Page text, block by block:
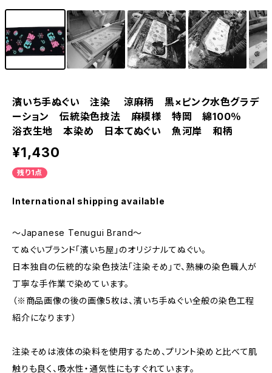
濱いち手ぬぐい 注染 涼麻柄 黒×ピンク水色グラデ
ーション 伝統染色技法 麻模様 特岡 綿100％
浴衣生地 本染め 日本てぬぐい 魚河岸 和柄
¥1,430
残り1点
International shipping available
～Japanese Tenugui Brand～
てぬぐいブランド「濱いち屋」のオリジナルてぬぐい。
日本独自の伝統的な染色技法「注染そめ」で、熟練の染色職人が
丁寧な手作業で染めています。
（※商品画像の後の画像5枚は、濱いち手ぬぐい全般の染色工程
紹介になります）
注染そめは液体の染料を使用するため、プリント染めと比べて肌
触りも良く、吸水性・通気性にもすぐれています。